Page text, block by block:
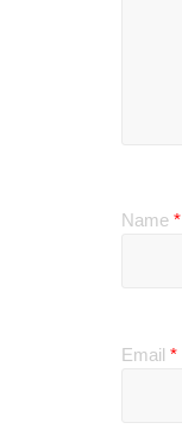
Name *
Email *